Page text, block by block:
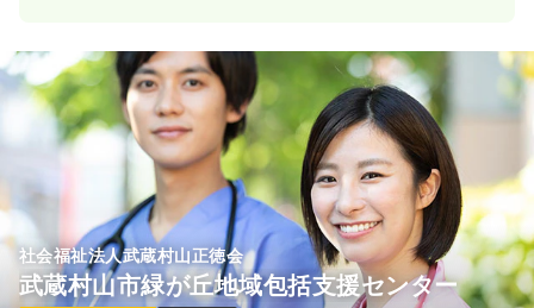
社会福祉法人武蔵村山正徳会
武蔵村山市緑が丘地域包括支援センター